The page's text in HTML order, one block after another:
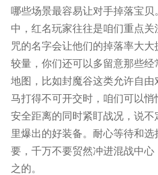
哪些场景最容易让对手掉落宝
中，红名玩家往往是咱们重点关
咒的名字会让他们的掉落率大
较量，你们还可以多留意那些
地图，比如封魔谷这类允许自由
马打得不可开交时，咱们可以
安全距离的同时紧盯战况，说
里爆出的好装备。耐心等待和
要，千万不要贸然冲进混战中
之的。